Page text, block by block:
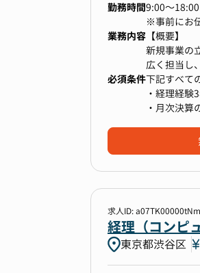
勤務時間9:00〜18:00
※事前にお
業務内容 【概要】
新規事業の
広く担当し
所属組織は
兼務してお
【ミッショ
日々の正
【担当業務】
1.決算業務
月次決算の
四半期・年
必須条件下記すべて
・経理経験
・月次決算
求人ID:
経理（コンピ
東京都渋谷区